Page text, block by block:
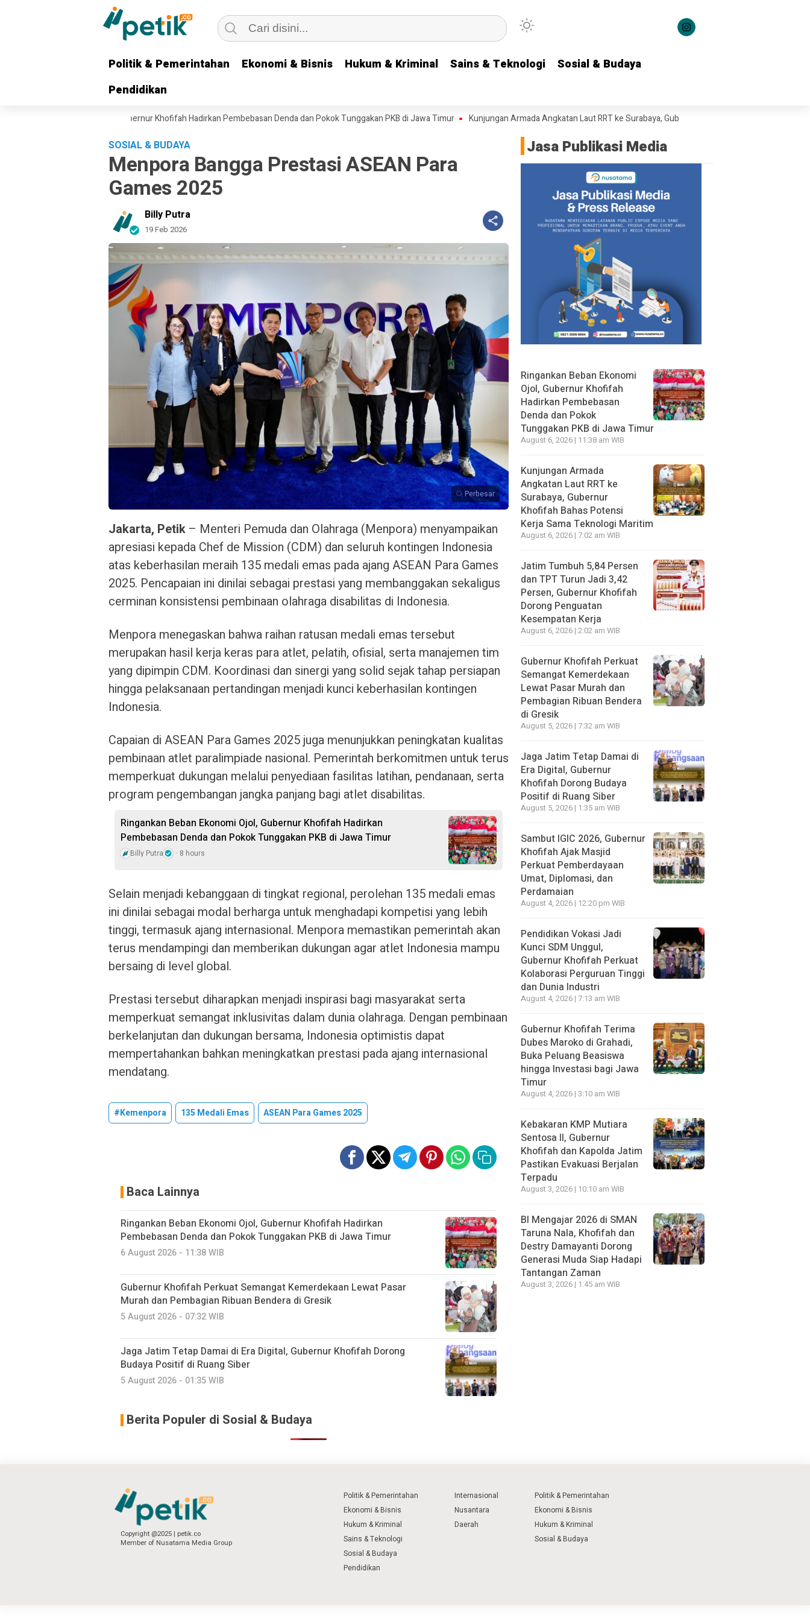
Politik & Pemerintahan Ekonomi & Bisnis Hukum & Kriminal Sains & Teknologi
Sosial & Budaya
Pendidikan
Politik & Pemerintahan Ekonomi & Bisnis Hukum & Kriminal Sains & Teknologi
Sosial & Budaya
Pendidikan
Beban Ekonomi Ojol, Gubernur Khofifah Hadirkan Pembebasan Denda dan Pokok Tunggakan PKB di Jawa Timur Kunjungan Armada Angkatan Laut RRT ke Surabaya, Gubernur Khofifah Bahas Potensi Kerja
SOSIAL & BUDAYA
Menpora Bangga Prestasi ASEAN Para
Games 2025
Billy Putra
19 Feb 2026
Perbesar
Jakarta, Petik – Menteri Pemuda dan Olahraga (Menpora) menyampaikan
apresiasi kepada Chef de Mission (CDM) dan seluruh kontingen Indonesia
atas keberhasilan meraih 135 medali emas pada ajang ASEAN Para Games
2025. Pencapaian ini dinilai sebagai prestasi yang membanggakan sekaligus
cerminan konsistensi pembinaan olahraga disabilitas di Indonesia.
Menpora menegaskan bahwa raihan ratusan medali emas tersebut
merupakan hasil kerja keras para atlet, pelatih, ofisial, serta manajemen tim
yang dipimpin CDM. Koordinasi dan sinergi yang solid sejak tahap persiapan
hingga pelaksanaan pertandingan menjadi kunci keberhasilan kontingen
Indonesia.
Capaian di ASEAN Para Games 2025 juga menunjukkan peningkatan kualitas
pembinaan atlet paralimpiade nasional. Pemerintah berkomitmen untuk terus
memperkuat dukungan melalui penyediaan fasilitas latihan, pendanaan, serta
program pengembangan jangka panjang bagi atlet disabilitas.
Ringankan Beban Ekonomi Ojol, Gubernur Khofifah Hadirkan
Pembebasan Denda dan Pokok Tunggakan PKB di Jawa Timur
Billy Putra 8 hours
Selain menjadi kebanggaan di tingkat regional, perolehan 135 medali emas
ini dinilai sebagai modal berharga untuk menghadapi kompetisi yang lebih
tinggi, termasuk ajang internasional. Menpora memastikan pemerintah akan
terus mendampingi dan memberikan dukungan agar atlet Indonesia mampu
bersaing di level global.
Prestasi tersebut diharapkan menjadi inspirasi bagi masyarakat serta
memperkuat semangat inklusivitas dalam dunia olahraga. Dengan pembinaan
berkelanjutan dan dukungan bersama, Indonesia optimistis dapat
mempertahankan bahkan meningkatkan prestasi pada ajang internasional
mendatang.
#Kemenpora 135 Medali Emas ASEAN Para Games 2025
Baca Lainnya
Ringankan Beban Ekonomi Ojol, Gubernur Khofifah Hadirkan
Pembebasan Denda dan Pokok Tunggakan PKB di Jawa Timur
6 August 2026 - 11:38 WIB
Gubernur Khofifah Perkuat Semangat Kemerdekaan Lewat Pasar
Murah dan Pembagian Ribuan Bendera di Gresik
5 August 2026 - 07:32 WIB
Jaga Jatim Tetap Damai di Era Digital, Gubernur Khofifah Dorong
Budaya Positif di Ruang Siber
5 August 2026 - 01:35 WIB
Berita Populer di Sosial & Budaya
Jasa Publikasi Media
Ringankan Beban Ekonomi
Ojol, Gubernur Khofifah
Hadirkan Pembebasan
Denda dan Pokok
Tunggakan PKB di Jawa Timur
August 6, 2026 | 11:38 am WIB
Kunjungan Armada
Angkatan Laut RRT ke
Surabaya, Gubernur
Khofifah Bahas Potensi
Kerja Sama Teknologi Maritim
August 6, 2026 | 7:02 am WIB
Jatim Tumbuh 5,84 Persen
dan TPT Turun Jadi 3,42
Persen, Gubernur Khofifah
Dorong Penguatan
Kesempatan Kerja
August 6, 2026 | 2:02 am WIB
Gubernur Khofifah Perkuat
Semangat Kemerdekaan
Lewat Pasar Murah dan
Pembagian Ribuan Bendera
di Gresik
August 5, 2026 | 7:32 am WIB
Jaga Jatim Tetap Damai di
Era Digital, Gubernur
Khofifah Dorong Budaya
Positif di Ruang Siber
August 5, 2026 | 1:35 am WIB
Sambut IGIC 2026, Gubernur
Khofifah Ajak Masjid
Perkuat Pemberdayaan
Umat, Diplomasi, dan
Perdamaian
August 4, 2026 | 12:20 pm WIB
Pendidikan Vokasi Jadi
Kunci SDM Unggul,
Gubernur Khofifah Perkuat
Kolaborasi Perguruan Tinggi
dan Dunia Industri
August 4, 2026 | 7:13 am WIB
Gubernur Khofifah Terima
Dubes Maroko di Grahadi,
Buka Peluang Beasiswa
hingga Investasi bagi Jawa
Timur
August 4, 2026 | 3:10 am WIB
Kebakaran KMP Mutiara
Sentosa II, Gubernur
Khofifah dan Kapolda Jatim
Pastikan Evakuasi Berjalan
Terpadu
August 3, 2026 | 10:10 am WIB
BI Mengajar 2026 di SMAN
Taruna Nala, Khofifah dan
Destry Damayanti Dorong
Generasi Muda Siap Hadapi
Tantangan Zaman
August 3, 2026 | 1:45 am WIB
Copyright @2025 | petik.co
Member of Nusatama Media Group
Politik & Pemerintahan
Ekonomi & Bisnis
Hukum & Kriminal
Sains & Teknologi
Sosial & Budaya
Pendidikan
Internasional
Nusantara
Daerah
Politik & Pemerintahan
Ekonomi & Bisnis
Hukum & Kriminal
Sosial & Budaya